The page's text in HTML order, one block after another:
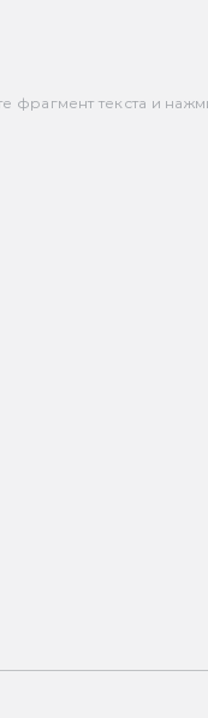
фрагмент текста и